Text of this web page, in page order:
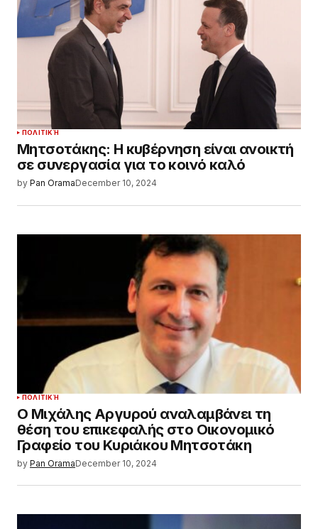
ΠΟΛΙΤΙΚΉ
Μητσοτάκης: Η κυβέρνηση είναι ανοικτή
σε συνεργασία για το κοινό καλό
by Pan OramaDecember 10, 2024
ΠΟΛΙΤΙΚΉ
Ο Μιχάλης Αργυρού αναλαμβάνει τη
θέση του επικεφαλής στο Οικονομικό
Γραφείο του Κυριάκου Μητσοτάκη
by Pan OramaDecember 10, 2024